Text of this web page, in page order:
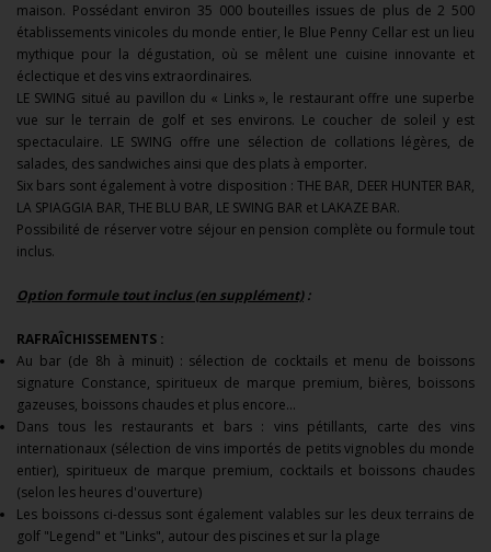
maison. Possédant environ 35 000 bouteilles issues de plus de 2 500
établissements vinicoles du monde entier, le Blue Penny Cellar est un lieu
mythique pour la dégustation, où se mêlent une cuisine innovante et
éclectique et des vins extraordinaires.
LE SWING situé au pavillon du « Links », le restaurant offre une superbe
vue sur le terrain de golf et ses environs. Le coucher de soleil y est
spectaculaire. LE SWING offre une sélection de collations légères, de
salades, des sandwiches ainsi que des plats à emporter.
Six bars sont également à votre disposition : THE BAR, DEER HUNTER BAR,
LA SPIAGGIA BAR, THE BLU BAR, LE SWING BAR et LAKAZE BAR.
Possibilité de réserver votre séjour en pension complète ou formule tout
inclus.
Option formule tout inclus (en supplément):
RAFRAÎCHISSEMENTS :
Au bar (de 8h à minuit) : sélection de cocktails et menu de boissons
signature Constance, spiritueux de marque premium, bières, boissons
gazeuses, boissons chaudes et plus encore...
Dans tous les restaurants et bars : vins pétillants, carte des vins
internationaux (sélection de vins importés de petits vignobles du monde
entier), spiritueux de marque premium, cocktails et boissons chaudes
(selon les heures d'ouverture)
Les boissons ci-dessus sont également valables sur les deux terrains de
golf "Legend" et "Links", autour des piscines et sur la plage